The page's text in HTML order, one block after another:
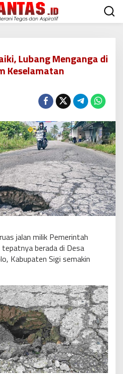
Lubang Menganga di
Keselamatan
jalan milik Pemerintah
berada di Desa
Kabupaten Sigi semakin